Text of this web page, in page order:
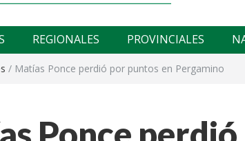
rojense
REGIONALES PROVINCIALES
/ Matías Ponce perdió por puntos en Pergamino